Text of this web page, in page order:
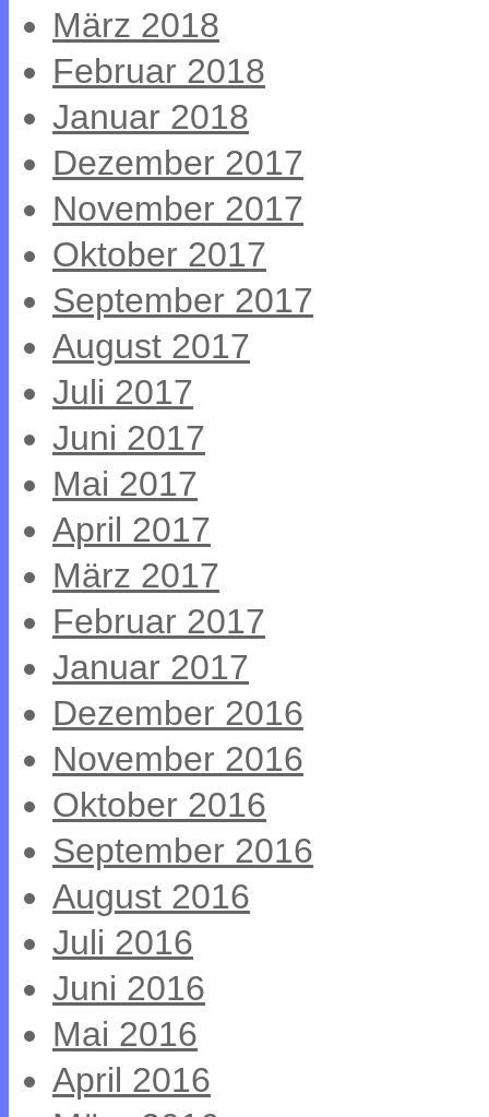
März 2018
Februar 2018
Januar 2018
Dezember 2017
November 2017
Oktober 2017
September 2017
August 2017
Juli 2017
Juni 2017
Mai 2017
April 2017
März 2017
Februar 2017
Januar 2017
Dezember 2016
November 2016
Oktober 2016
September 2016
August 2016
Juli 2016
Juni 2016
Mai 2016
April 2016